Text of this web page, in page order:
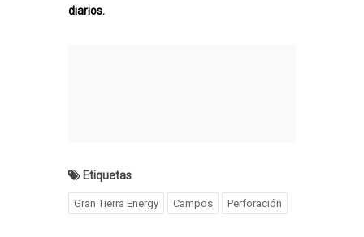
diarios.
Etiquetas
Gran Tierra Energy Campos Perforación